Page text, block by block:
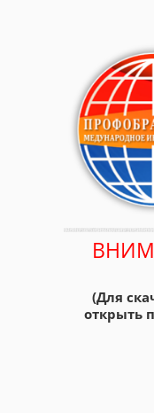
(Для
открыть